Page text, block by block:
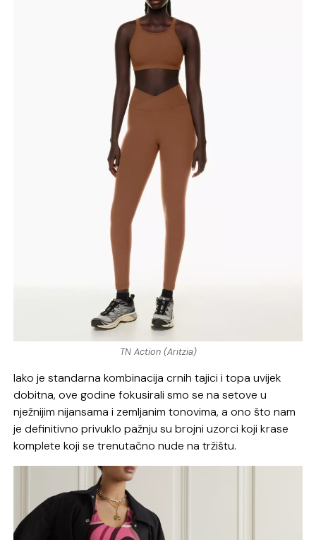
TN Action (Aritzia)
Iako je standarna kombinacija crnih tajici i topa uvijek
dobitna, ove godine fokusirali smo se na setove u
nježnijim nijansama i zemljanim tonovima, a ono što nam
je definitivno privuklo pažnju su brojni uzorci koji krase
komplete koji se trenutačno nude na tržištu.